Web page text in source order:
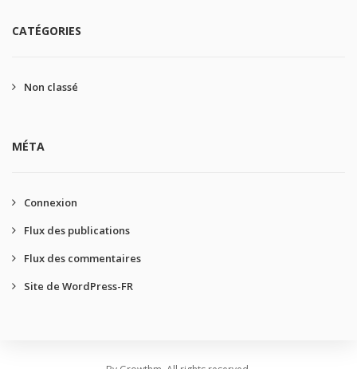
CATÉGORIES
Non classé
MÉTA
Connexion
Flux des publications
Flux des commentaires
Site de WordPress-FR